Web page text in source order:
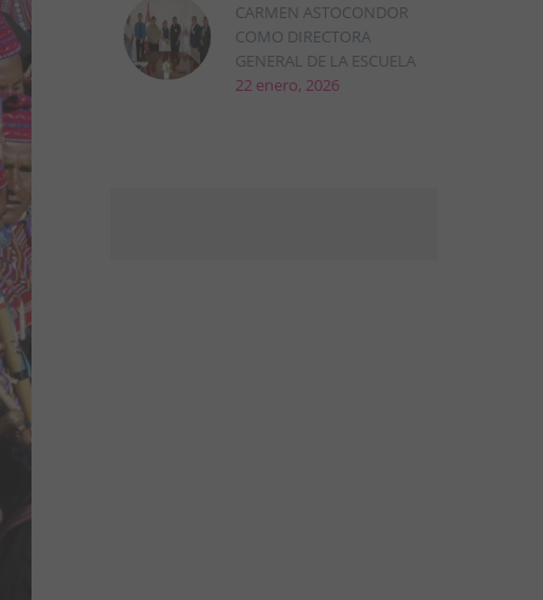
CARMEN ASTOCONDOR
COMO DIRECTORA
GENERAL DE LA ESCUELA
22 enero, 2026